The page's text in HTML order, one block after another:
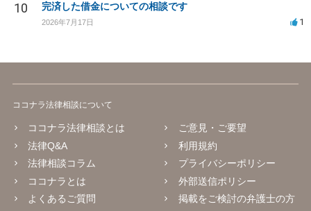
10 完済した借金についての相談です
2026年7月17日 1
ココナラ法律相談について
ココナラ法律相談とは
法律Q&A
法律相談コラム
ココナラとは
よくあるご質問
ご意見・ご要望
利用規約
プライバシーポリシー
外部送信ポリシー
掲載をご検討の弁護士の方